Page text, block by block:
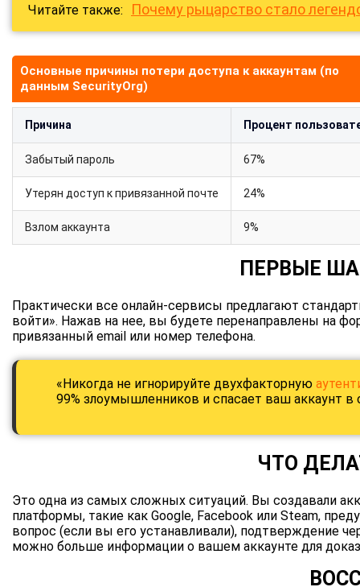
Читайте также: Почему рыцарство стало
Основные причины потери доступа к аккаунтам (по
данным SecurityOrg)
Причина Процент
Забытый пароль 67%
Утерян доступ к привязанной почте 24%
Взлом аккаунта 9%
ПЕРВЫЕ
Практически все онлайн-сервисы предлагают
войти». Нажав на нее, вы будете перенаправлены на
привязанный email или номер телефона.
«Никогда не игнорируйте двухфакторную
99% злоумышленников и спасает ваш аккаунт в
ЧТО
Это одна из самых сложных ситуаций. Вы создавали
платформы, такие как Google, Facebook или Steam,
вопрос (если вы его устанавливали), подтверждение
можно больше информации о вашем аккаунте для